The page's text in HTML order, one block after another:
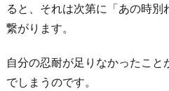
れ
い
る
ると、それは次第に「あの時
繋がります。
自分の忍耐が足りなかったこ
でしまうのです。